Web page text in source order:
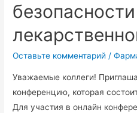
безопасности
Оставьте комментарий /
Уважаемые коллеги!
конференцию, которая
Для участия в онлайн